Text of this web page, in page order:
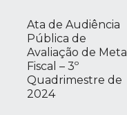
Ata de Audiência
Pública de
Avaliação de Meta
Fiscal – 3º
Quadrimestre de
2024